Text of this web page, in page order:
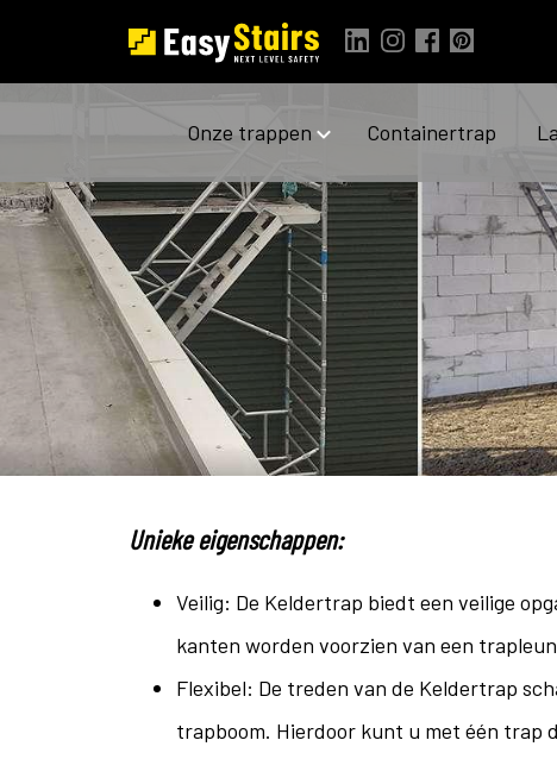
Onze trappen Containertrap
Unieke eigenschappen:
Veilig: De Keldertrap biedt een veilige
kanten worden voorzien van een
Flexibel: De treden van de Keldertrap
trapboom. Hierdoor kunt u met één trap